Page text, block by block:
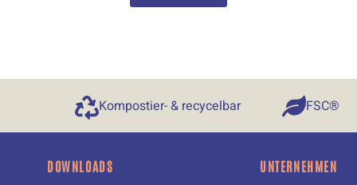
Kompostier- & recycelbar​ FSC®
DOWNLOADS UNTERNEHMEN